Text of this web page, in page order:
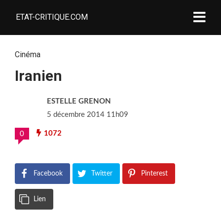
ETAT-CRITIQUE.COM
Cinéma
Iranien
ESTELLE GRENON
5 décembre 2014 11h09
0 1072
Facebook Twitter Pinterest
Lien